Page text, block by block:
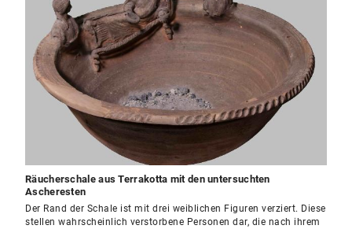
Räucherschale aus Terrakotta mit den untersuchten
Ascheresten
Der Rand der Schale ist mit drei weiblichen Figuren verziert. Diese
stellen wahrscheinlich verstorbene Personen dar, die nach ihrem